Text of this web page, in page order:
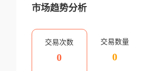
市场趋势分析
交易次数
0
交易数量
0